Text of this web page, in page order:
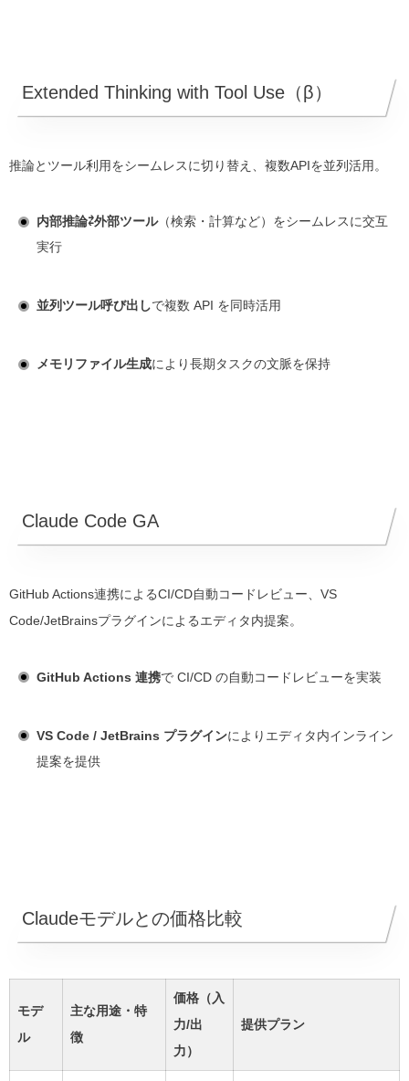
Extended Thinking with Tool Use（β）
推論とツール利用をシームレスに切り替え、複数APIを並列活用。
内部推論⇄外部ツール（検索・計算など）をシームレスに交互
実行
並列ツール呼び出しで複数 API を同時活用
メモリファイル生成により長期タスクの文脈を保持
Claude Code GA
GitHub Actions連携によるCI/CD自動コードレビュー、VS
Code/JetBrainsプラグインによるエディタ内提案。
GitHub Actions 連携で CI/CD の自動コードレビューを実装
VS Code / JetBrains プラグインによりエディタ内インライン
提案を提供
Claudeモデルとの価格比較
モデ
ル
主な用途・特
徴
価格（入
力/出
力）
提供プラン